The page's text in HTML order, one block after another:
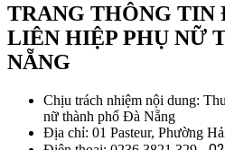
TRANG THÔNG
LIÊN HIỆP PHỤ NỮ
NẴNG
Chịu trách nhiệm nội dung:
nữ thành phố Đà Nẵng
Địa chỉ: 01 Pasteur, Phường